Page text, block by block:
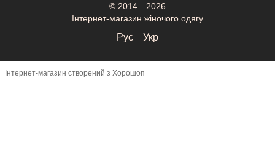
© 2014—2026
Інтернет-магазин жіночого одягу
Рус Укр
Інтернет-магазин створений з Хорошоп